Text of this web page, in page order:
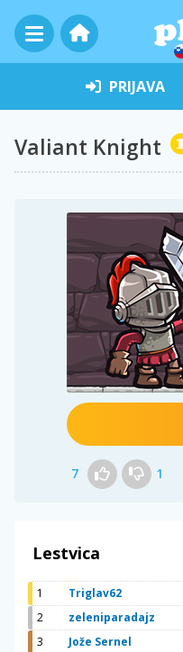
PRIJAVA
Valiant Knight
7 1
Lestvica
1 Triglav62
2
zeleniparadajz
3
Jože Sernel